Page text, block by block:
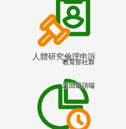
人體研究倫理申訴
教育部社群
返回最頂端